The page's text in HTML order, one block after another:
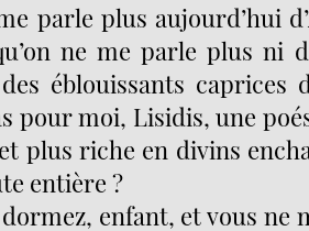
parle plus aujourd’hui
ne me parle plus ni
éblouissants caprices
pour moi, Lisidis, une
plus riche en divins
entière ?
enfant, et vous ne